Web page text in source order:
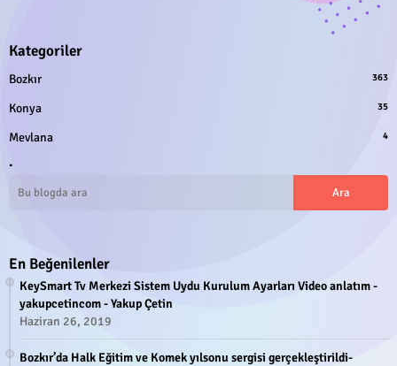
Kategoriler
Bozkır 363
Konya 35
Mevlana 4
.
En Beğenilenler
KeySmart Tv Merkezi Sistem Uydu Kurulum Ayarları Video anlatım -
yakupcetincom - Yakup Çetin
Haziran 26, 2019
Bozkır’da Halk Eğitim ve Komek yılsonu sergisi gerçekleştirildi-